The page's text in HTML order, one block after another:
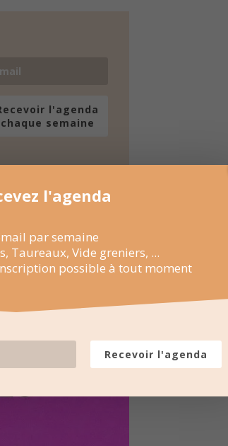
l'agenda
chaque semaine
l'agenda
par semaine
Taureaux, Vide greniers, ...
possible à tout moment
Recevoir l'agenda